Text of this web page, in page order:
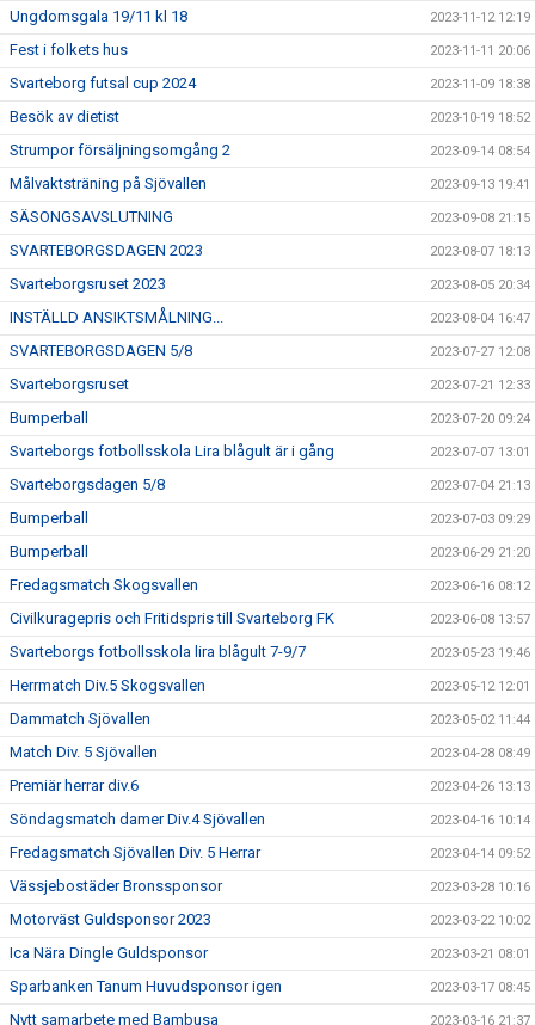
Ungdomsgala 19/11 kl 18 2023-11-12 12:19
Fest i folkets hus 2023-11-11 20:06
Svarteborg futsal cup 2024 2023-11-09 18:38
Besök av dietist 2023-10-19 18:52
Strumpor försäljningsomgång 2 2023-09-14 08:54
Målvaktsträning på Sjövallen 2023-09-13 19:41
SÄSONGSAVSLUTNING 2023-09-08 21:15
SVARTEBORGSDAGEN 2023 2023-08-07 18:13
Svarteborgsruset 2023 2023-08-05 20:34
INSTÄLLD ANSIKTSMÅLNING... 2023-08-04 16:47
SVARTEBORGSDAGEN 5/8 2023-07-27 12:08
Svarteborgsruset 2023-07-21 12:33
Bumperball 2023-07-20 09:24
Svarteborgs fotbollsskola Lira blågult är i gång 2023-07-07 13:01
Svarteborgsdagen 5/8 2023-07-04 21:13
Bumperball 2023-07-03 09:29
Bumperball 2023-06-29 21:20
Fredagsmatch Skogsvallen 2023-06-16 08:12
Civilkuragepris och Fritidspris till Svarteborg FK 2023-06-08 13:57
Svarteborgs fotbollsskola lira blågult 7-9/7 2023-05-23 19:46
Herrmatch Div.5 Skogsvallen 2023-05-12 12:01
Dammatch Sjövallen 2023-05-02 11:44
Match Div. 5 Sjövallen 2023-04-28 08:49
Premiär herrar div.6 2023-04-26 13:13
Söndagsmatch damer Div.4 Sjövallen 2023-04-16 10:14
Fredagsmatch Sjövallen Div. 5 Herrar 2023-04-14 09:52
Vässjebostäder Bronssponsor 2023-03-28 10:16
Motorväst Guldsponsor 2023 2023-03-22 10:02
Ica Nära Dingle Guldsponsor 2023-03-21 08:01
Sparbanken Tanum Huvudsponsor igen 2023-03-17 08:45
Nytt samarbete med Bambusa 2023-03-16 21:37